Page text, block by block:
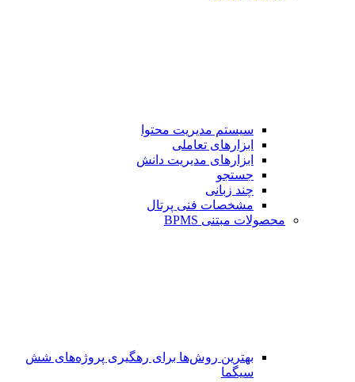
سیستم مدیریت محتوا
ابزارهای تعاملی
ابزارهای مدیریت دانش
جستجو
چند زبانی
مشخصات فنی پرتال
محصولات مبتنی BPMS
بهترین روش‌ها برای رهگیری پروژه‌های شش
سیگما